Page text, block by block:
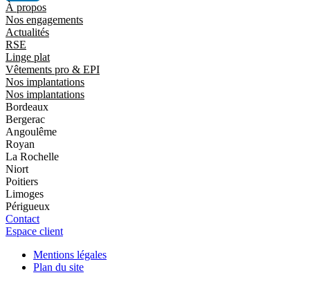
À propos
Nos engagements
Actualités
RSE
Linge plat
Vêtements pro & EPI
Nos implantations
Nos implantations
Bordeaux
Bergerac
Angoulême
Royan
La Rochelle
Niort
Poitiers
Limoges
Périgueux
Contact
Espace client
Mentions légales
Plan du site